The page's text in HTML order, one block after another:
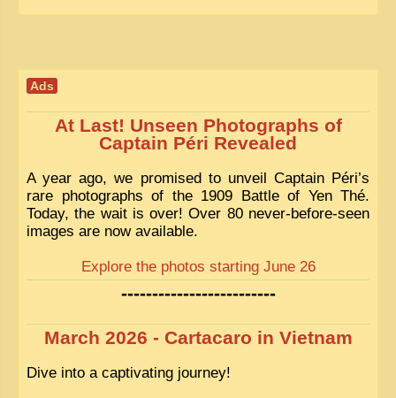
Ads
At Last! Unseen Photographs of
Captain Péri Revealed
A year ago, we promised to unveil Captain Péri’s
rare photographs of the 1909 Battle of Yen Thé.
Today, the wait is over! Over 80 never-before-seen
images are now available.
Explore the photos starting June 26
-------------------------
March 2026 - Cartacaro in Vietnam
Dive into a captivating journey!